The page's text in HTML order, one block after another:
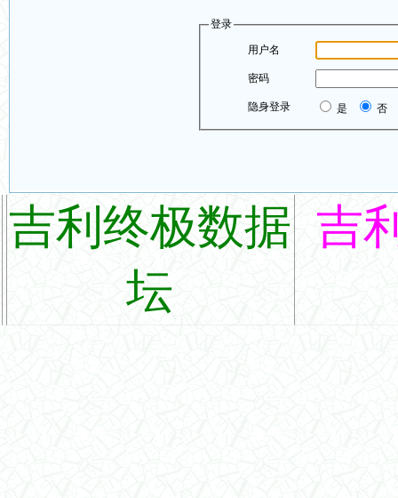
登录
用户名
密码
隐身登录 是 否
吉利终极数据
坛
吉